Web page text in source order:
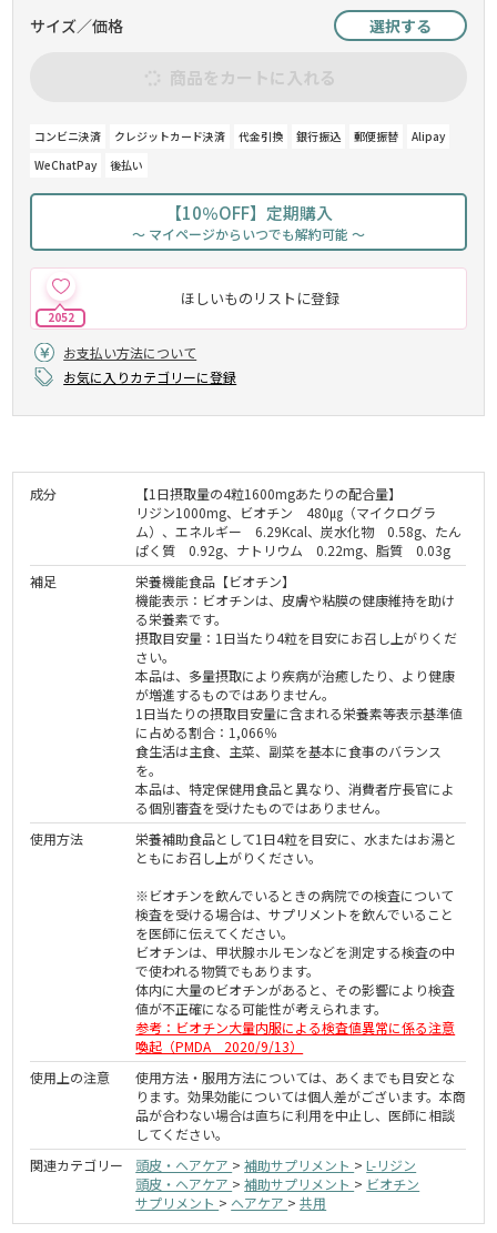
サイズ／価格 選択する
商品をカートに入れる
コンビニ決済 クレジットカード決済 代金引換 銀行振込 郵便振替
Alipay
WeChatPay
後払い
【10％OFF】定期購入
～ マイページからいつでも解約可能 ～
ほしいものリストに登録
2052
お支払い方法について
お気に入りカテゴリーに登録
成分
【1日摂取量の4粒1600mgあたりの配合量】
リジン1000mg、ビオチン 480㎍（マイクログラ
ム）、エネルギー 6.29Kcal、炭水化物 0.58g、たん
ぱく質 0.92g、ナトリウム 0.22mg、脂質 0.03g
補足
栄養機能食品【ビオチン】
機能表示：ビオチンは、皮膚や粘膜の健康維持を助け
る栄養素です。
摂取目安量：1日当たり4粒を目安にお召し上がりくだ
さい。
本品は、多量摂取により疾病が治癒したり、より健康
が増進するものではありません。
1日当たりの摂取目安量に含まれる栄養素等表示基準値
に占める割合：1,066％
食生活は主食、主菜、副菜を基本に食事のバランス
を。
本品は、特定保健用食品と異なり、消費者庁長官によ
る個別審査を受けたものではありません。
使用方法
栄養補助食品として1日4粒を目安に、水またはお湯と
ともにお召し上がりください。
※ビオチンを飲んでいるときの病院での検査について
検査を受ける場合は、サプリメントを飲んでいること
を医師に伝えてください。
ビオチンは、甲状腺ホルモンなどを測定する検査の中
で使われる物質でもあります。
体内に大量のビオチンがあると、その影響により検査
値が不正確になる可能性が考えられます。
参考：ビオチン大量内服による検査値異常に係る注意
喚起（PMDA 2020/9/13）
使用上の注意
使用方法・服用方法については、あくまでも目安とな
ります。効果効能については個人差がございます。本商
品が合わない場合は直ちに利用を中止し、医師に相談
してください。
関連カテゴリー
頭皮・ヘアケア >補助サプリメント >L-リジン
頭皮・ヘアケア >補助サプリメント > ビオチン
サプリメント > ヘアケア >共用